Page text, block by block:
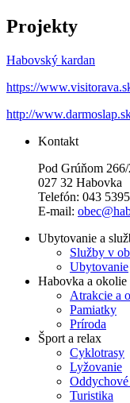
Projekty
Habovský kardan
https://
http://
Kontakt
Pod Grúňom
027 32 Habovka
Telefón: 043
E-mail:
Ubytovanie a
Služby v
Ubytovanie
Habovka a okolie
Atrakcie a
Pamiatky
Príroda
Šport a relax
Cyklotrasy
Lyžovanie
Turistika